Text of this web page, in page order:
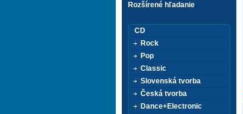
Rozšírené hľadanie
CD
Rock
Pop
Classic
Slovenská tvorba
Česká tvorba
Dance+Electronic